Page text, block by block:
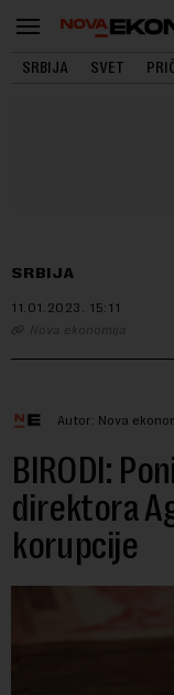
SRBIJA SVET
SRBIJA
11.01.2023. 15:11
Nova ekonomija
Autor: Nova
BIRODI:
direktora
korupcije